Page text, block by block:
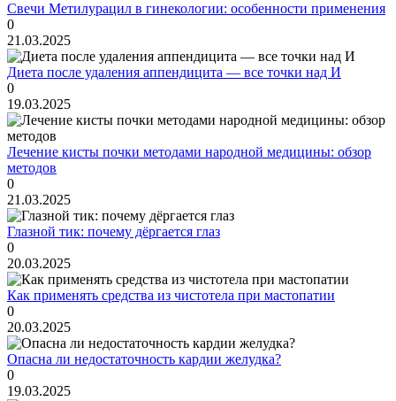
Свечи Метилурацил в гинекологии: особенности применения
0
21.03.2025
Диета после удаления аппендицита — все точки над И
0
19.03.2025
Лечение кисты почки методами народной медицины: обзор
методов
0
21.03.2025
Глазной тик: почему дёргается глаз
0
20.03.2025
Как применять средства из чистотела при мастопатии
0
20.03.2025
Опасна ли недостаточность кардии желудка?
0
19.03.2025